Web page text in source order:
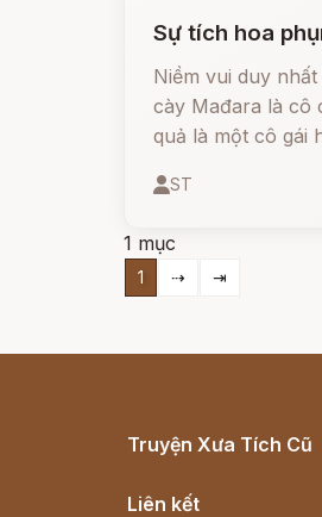
Sự tích hoa
Niềm vui duy
cày Mađara là cô
quả là một cô gái
xởi lởi. Mới sáng
đường trở về,
ST
1 mục
1 ⇢ ⇥
Truyện Xưa Tích Cũ
Liên kết